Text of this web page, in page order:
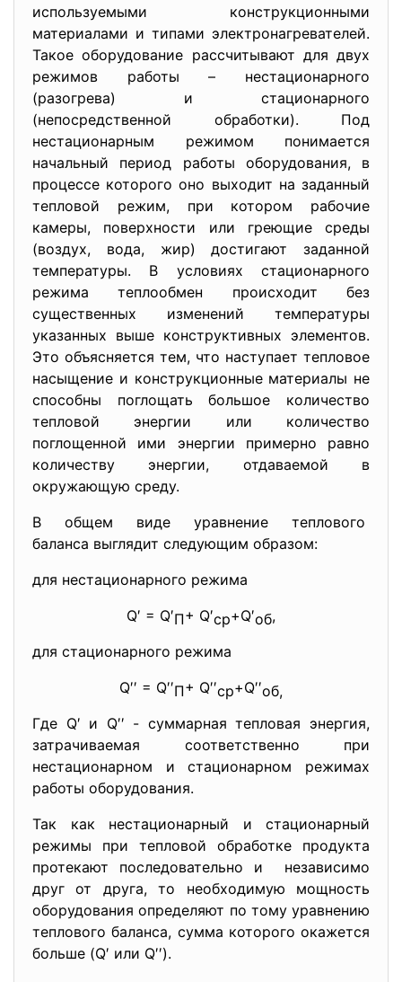
используемыми конструкционными
материалами и типами электронагревателей.
Такое оборудование рассчитывают для двух
режимов работы – нестационарного
(разогрева) и стационарного
(непосредственной обработки). Под
нестационарным режимом понимается
начальный период работы оборудования, в
процессе которого оно выходит на заданный
тепловой режим, при котором рабочие
камеры, поверхности или греющие среды
(воздух, вода, жир) достигают заданной
температуры. В условиях стационарного
режима теплообмен происходит без
существенных изменений температуры
указанных выше конструктивных элементов.
Это объясняется тем, что наступает тепловое
насыщение и конструкционные материалы не
способны поглощать большое количество
тепловой энергии или количество
поглощенной ими энергии примерно равно
количеству энергии, отдаваемой в
окружающую среду.
В общем виде уравнение теплового
баланса выглядит следующим образом:
для нестационарного режима
Q′ = Q′П+ Q′ср+Q′об,
для стационарного режима
Q′′ = Q′′П+ Q′′ср+Q′′об,
Где Q′ и Q′′ - суммарная тепловая энергия,
затрачиваемая соответственно при
нестационарном и стационарном режимах
работы оборудования.
Так как нестационарный и стационарный
режимы при тепловой обработке продукта
протекают последовательно и независимо
друг от друга, то необходимую мощность
оборудования определяют по тому уравнению
теплового баланса, сумма которого окажется
больше (Q′ или Q′′).